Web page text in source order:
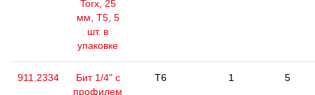
Torx, 25
мм, Т5, 5
шт. в
упаковке
911.2334
Бит 1/4" с
профилем
T6 1 5